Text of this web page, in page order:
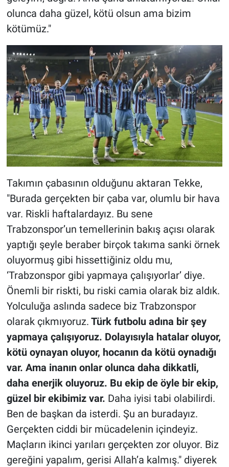
olunca daha güzel, kötü olsun ama bizim
kötümüz."
Takımın çabasının olduğunu aktaran Tekke,
"Burada gerçekten bir çaba var, olumlu bir hava
var. Riskli haftalardayız. Bu sene
Trabzonspor’un temellerinin bakış açısı olarak
yaptığı şeyle beraber birçok takıma sanki örnek
oluyormuş gibi hissettiğiniz oldu mu,
‘Trabzonspor gibi yapmaya çalışıyorlar’ diye.
Önemli bir riskti, bu riski camia olarak biz aldık.
Yolculuğa aslında sadece biz Trabzonspor
olarak çıkmıyoruz. Türk futbolu adına bir şey
yapmaya çalışıyoruz. Dolayısıyla hatalar oluyor,
kötü oynayan oluyor, hocanın da kötü oynadığı
var. Ama inanın onlar olunca daha dikkatli,
daha enerjik oluyoruz. Bu ekip de öyle bir ekip,
güzel bir ekibimiz var. Daha iyisi tabi olabilirdi.
Ben de başkan da isterdi. Şu an buradayız.
Gerçekten ciddi bir mücadelenin içindeyiz.
Maçların ikinci yarıları gerçekten zor oluyor. Biz
gereğini yapalım, gerisi Allah’a kalmış." diyerek